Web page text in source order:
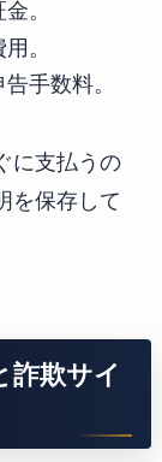
。
。
手数料。
に支払うの
を保存して
詐欺サイ